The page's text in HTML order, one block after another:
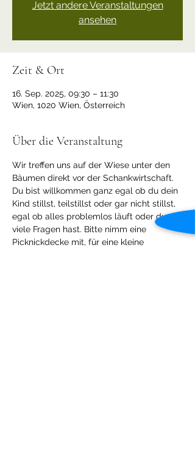
Jetzt andere Veranstaltungen
ansehen
Zeit & Ort
16. Sep. 2025, 09:30 – 11:30
Wien, 1020 Wien, Österreich
Über die Veranstaltung
Wir treffen uns auf der Wiese unter den
Bäumen direkt vor der Schankwirtschaft.
Du bist willkommen ganz egal ob du dein
Kind stillst, teilstillst oder gar nicht stillst,
egal ob alles problemlos läuft oder du
viele Fragen hast. Bitte nimm eine
Picknickdecke mit, für eine kleine